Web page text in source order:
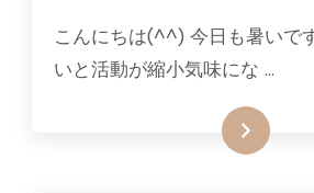
こんにちは(^^) 今日も暑いで
いと活動が縮小気味にな …
続きはこちら